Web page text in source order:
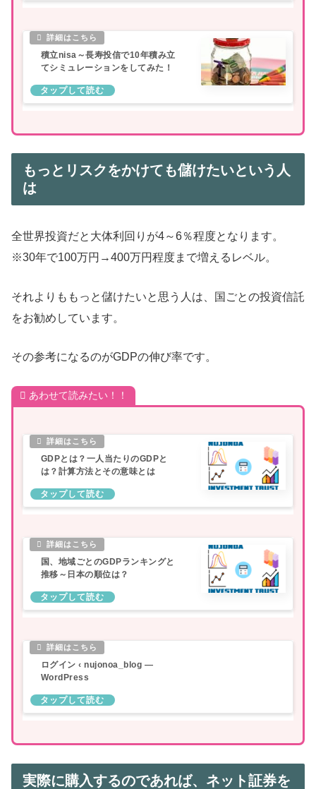
積立nisa～長寿投信で10年積み立
てシミュレーションをしてみた！
もっとリスクをかけても儲けたいという人
は
全世界投資だと大体利回りが4～6％程度となります。
※30年で100万円→400万円程度まで増えるレベル。
それよりももっと儲けたいと思う人は、国ごとの投資信託
をお勧めしています。
その参考になるのがGDPの伸び率です。
あわせて読みたい！！
GDPとは？一人当たりのGDPと
は？計算方法とその意味とは
国、地域ごとのGDPランキングと
推移～日本の順位は？
ログイン ‹ nujonoa_blog —
WordPress
実際に購入するのであれば、ネット証券を